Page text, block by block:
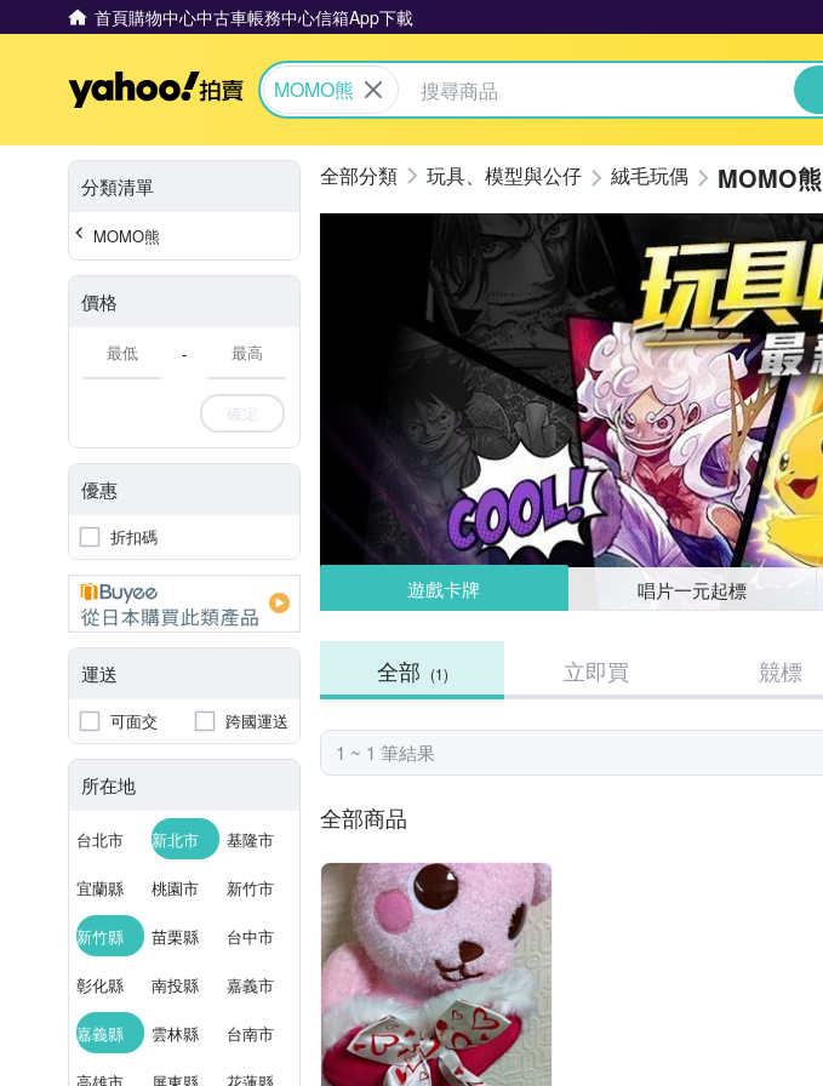
首頁購物中心中古車帳務中心信箱App下載
Yahoo拍賣
MOMO熊
分類清單
MOMO熊
價格
-
確定
優惠
折扣碼
運送
可面交 跨國運送
所在地
台北市 新北市 基隆市
宜蘭縣 桃園市 新竹市
新竹縣 苗栗縣 台中市
彰化縣 南投縣 嘉義市
嘉義縣 雲林縣 台南市
玩具、模型與公仔 絨毛玩偶 MOMO熊
遊戲卡牌 唱片一元起標
全部 (1) 立即買 競標
1 ~ 1 筆結果
全部商品